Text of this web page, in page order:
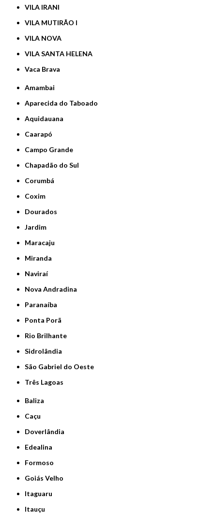
VILA IRANI
VILA MUTIRÃO I
VILA NOVA
VILA SANTA HELENA
Vaca Brava
Amambai
Aparecida do Taboado
Aquidauana
Caarapó
Campo Grande
Chapadão do Sul
Corumbá
Coxim
Dourados
Jardim
Maracaju
Miranda
Naviraí
Nova Andradina
Paranaíba
Ponta Porã
Rio Brilhante
Sidrolândia
São Gabriel do Oeste
Três Lagoas
Baliza
Caçu
Doverlândia
Edealina
Formoso
Goiás Velho
Itaguaru
Itauçu